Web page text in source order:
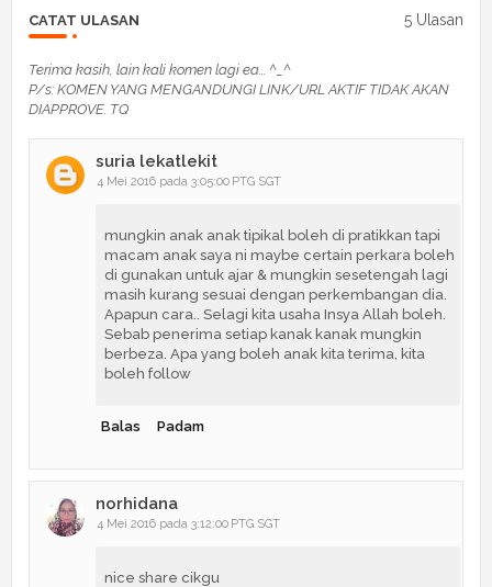
CATAT ULASAN 5 Ulasan
Terima kasih, lain kali komen lagi ea... ^_^
P/s: KOMEN YANG MENGANDUNGI LINK/URL AKTIF TIDAK AKAN
DIAPPROVE. TQ
suria lekatlekit
4 Mei 2016 pada 3:05:00 PTG SGT
mungkin anak anak tipikal boleh di pratikkan tapi
macam anak saya ni maybe certain perkara boleh
di gunakan untuk ajar & mungkin sesetengah lagi
masih kurang sesuai dengan perkembangan dia.
Apapun cara.. Selagi kita usaha Insya Allah boleh.
Sebab penerima setiap kanak kanak mungkin
berbeza. Apa yang boleh anak kita terima, kita
boleh follow
Balas Padam
norhidana
4 Mei 2016 pada 3:12:00 PTG SGT
nice share cikgu